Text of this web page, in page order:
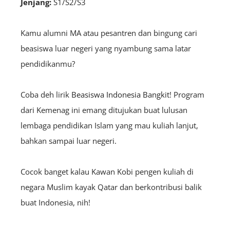
Jenjang: S1/S2/S3
Kamu alumni MA atau pesantren dan bingung cari
beasiswa luar negeri yang nyambung sama latar
pendidikanmu?
Coba deh lirik Beasiswa Indonesia Bangkit! Program
dari Kemenag ini emang ditujukan buat lulusan
lembaga pendidikan Islam yang mau kuliah lanjut,
bahkan sampai luar negeri.
Cocok banget kalau Kawan Kobi pengen kuliah di
negara Muslim kayak Qatar dan berkontribusi balik
buat Indonesia, nih!